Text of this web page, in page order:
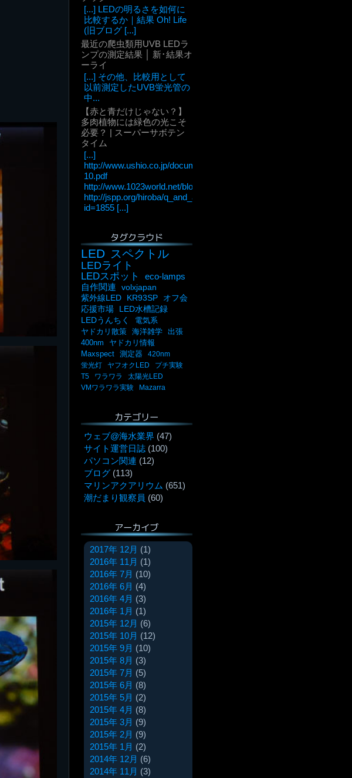
[...] LEDの明るさを如何に
比較するか｜結果 Oh! Life
(旧ブログ [...]
最近の爬虫類用UVB LEDラ
ンプの測定結果 │ 新･結果オ
ーライ
[...] その他、比較用として
以前測定したUVB蛍光管の
中...
【赤と青だけじゃない？】
多肉植物には緑色の光こそ
必要？ | スーパーサボテン
タイム
[...]
http://www.ushio.co.jp/documents/technology/lightedge/lightedge_36/
10.pdf
http://www.1023world.net/blog/
http://jspp.org/hiroba/q_and_a/detail.html?
id=1855 [...]
タグクラウド
LED スペクトル
LEDライト
LEDスポット
eco-lamps
自作関連
volxjapan
紫外線LED
KR93SP
オフ会
応援市場
LED水槽記録
LEDうんちく
電気系
ヤドカリ散策 海洋雑学 出張
400nm
ヤドカリ情報
Maxspect
測定器
420nm
蛍光灯
ヤフオクLED
プチ実験
T5
ワラワラ
太陽光LED
VMワラワラ実験
Mazarra
カテゴリー
ウェブ@海水業界 (47)
サイト運営日誌 (100)
パソコン関連 (12)
ブログ (113)
マリンアクアリウム (651)
潮だまり観察員 (60)
アーカイブ
2017年 12月 (1)
2016年 11月 (1)
2016年 7月 (10)
2016年 6月 (4)
2016年 4月 (3)
2016年 1月 (1)
2015年 12月 (6)
2015年 10月 (12)
2015年 9月 (10)
2015年 8月 (3)
2015年 7月 (5)
2015年 6月 (8)
2015年 5月 (2)
2015年 4月 (8)
2015年 3月 (9)
2015年 2月 (9)
2015年 1月 (2)
2014年 12月 (6)
2014年 11月 (3)